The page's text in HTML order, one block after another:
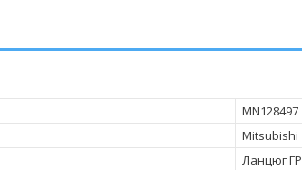
MN128497
Mitsubishi
Ланцюг